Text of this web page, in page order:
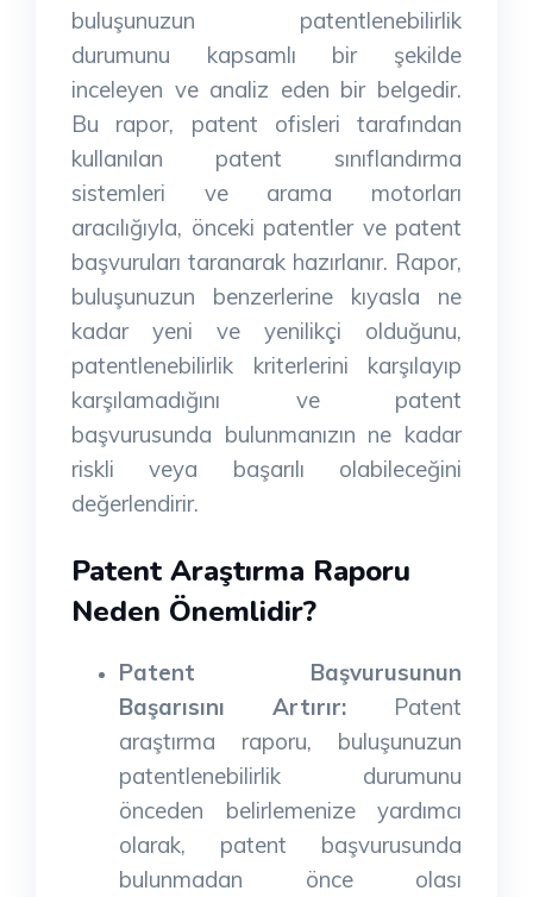
buluşunuzun patentlenebilirlik
durumunu kapsamlı bir şekilde
inceleyen ve analiz eden bir belgedir.
Bu rapor, patent ofisleri tarafından
kullanılan patent sınıflandırma
sistemleri ve arama motorları
aracılığıyla, önceki patentler ve patent
başvuruları taranarak hazırlanır. Rapor,
buluşunuzun benzerlerine kıyasla ne
kadar yeni ve yenilikçi olduğunu,
patentlenebilirlik kriterlerini karşılayıp
karşılamadığını ve patent
başvurusunda bulunmanızın ne kadar
riskli veya başarılı olabileceğini
değerlendirir.
Patent Araştırma Raporu
Neden Önemlidir?
Patent Başvurusunun
Başarısını Artırır: Patent
araştırma raporu, buluşunuzun
patentlenebilirlik durumunu
önceden belirlemenize yardımcı
olarak, patent başvurusunda
bulunmadan önce olası